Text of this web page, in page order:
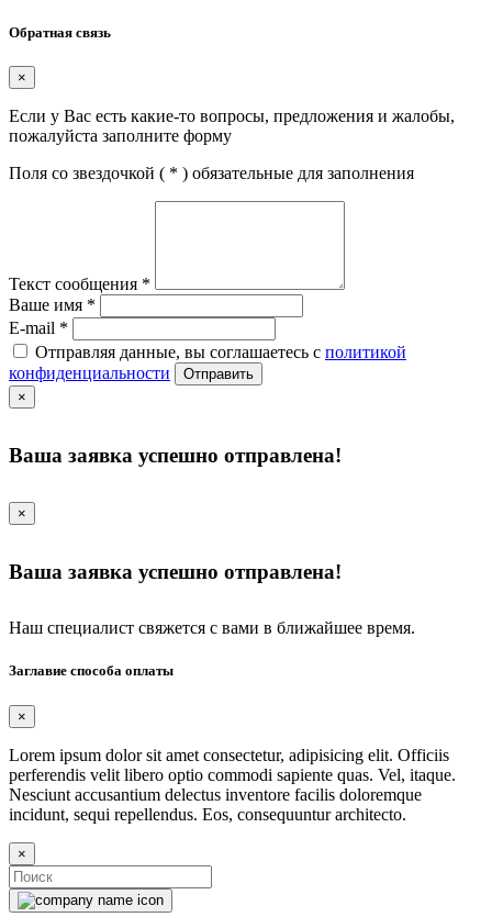
Обратная связь
×
Если у Вас есть какие-то вопросы, предложения и жалобы,
пожалуйста заполните форму
Поля со звездочкой ( * ) обязательные для заполнения
Текст сообщения *
Ваше имя *
E-mail *
Отправляя данные, вы соглашаетесь с политикой
конфиденциальности
Отправить
×
Ваша заявка успешно отправлена!
×
Ваша заявка успешно отправлена!
Наш специалист свяжется с вами в ближайшее время.
Заглавие способа оплаты
×
Lorem ipsum dolor sit amet consectetur, adipisicing elit. Officiis
perferendis velit libero optio commodi sapiente quas. Vel, itaque.
Nesciunt accusantium delectus inventore facilis doloremque
incidunt, sequi repellendus. Eos, consequuntur architecto.
×